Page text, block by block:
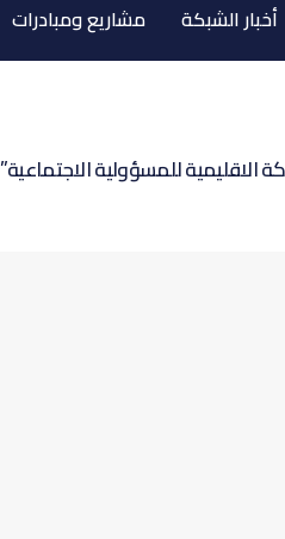
أخبار الشبكة مشاريع ومبادرات
الاقليمية للمسؤولية الاجتماعية”